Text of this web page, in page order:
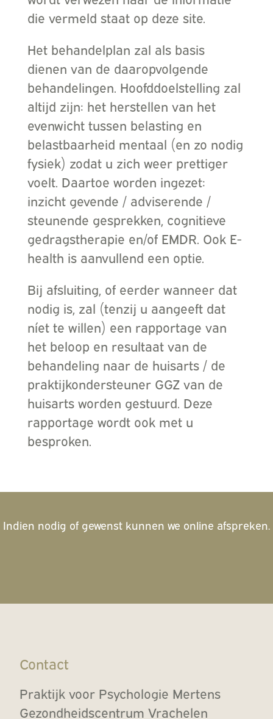
die vermeld staat op deze site.
Het behandelplan zal als basis
dienen van de daaropvolgende
behandelingen. Hoofddoelstelling zal
altijd zijn: het herstellen van het
evenwicht tussen belasting en
belastbaarheid mentaal (en zo nodig
fysiek) zodat u zich weer prettiger
voelt. Daartoe worden ingezet:
inzicht gevende / adviserende /
steunende gesprekken, cognitieve
gedragstherapie en/of EMDR. Ook E-
health is aanvullend een optie.
Bij afsluiting, of eerder wanneer dat
nodig is, zal (tenzij u aangeeft dat
níet te willen) een rapportage van
het beloop en resultaat van de
behandeling naar de huisarts / de
praktijkondersteuner GGZ van de
huisarts worden gestuurd. Deze
rapportage wordt ook met u
besproken.
Indien nodig of gewenst kunnen we online afspreken.
Contact
Praktijk voor Psychologie Mertens
Gezondheidscentrum Vrachelen